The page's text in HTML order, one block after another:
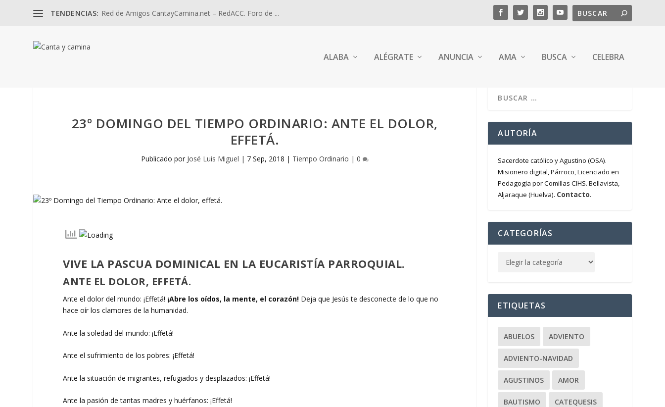
TENDENCIAS: Red de Amigos CantayCamina.net – RedACC. Foro de ...
ALABA ALÉGRATE ANUNCIA AMA BUSCA CELEBRA
23º DOMINGO DEL TIEMPO ORDINARIO: ANTE EL DOLOR,
EFFETÁ.
Publicado por José Luis Miguel | 7 Sep, 2018 | Tiempo Ordinario | 0
VIVE LA PASCUA DOMINICAL EN LA EUCARISTÍA PARROQUIAL.
ANTE EL DOLOR, EFFETÁ.
Ante el dolor del mundo: ¡Effetá! ¡Abre los oídos, la mente, el corazón! Deja que Jesús te desconecte de lo que no
hace oír los clamores de la humanidad.
Ante la soledad del mundo: ¡Effetá!
Ante el sufrimiento de los pobres: ¡Effetá!
Ante la situación de migrantes, refugiados y desplazados: ¡Effetá!
Ante la pasión de tantas madres y huérfanos: ¡Effetá!
AUTORÍA
Sacerdote católico y Agustino (OSA).
Misionero digital, Párroco, Licenciado en
Pedagogía por Comillas CIHS. Bellavista,
Aljaraque (Huelva). Contacto.
CATEGORÍAS
ETIQUETAS
ABUELOS ADVIENTO
ADVIENTO-NAVIDAD
AGUSTINOS AMOR
BAUTISMO CATEQUESIS